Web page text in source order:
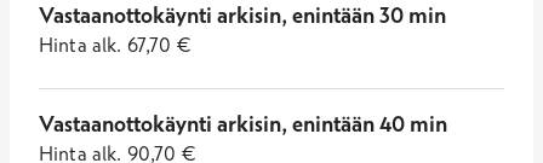
Vastaanottokäynti arkisin, enintään 30 min
Hinta alk. 67,70 €
Vastaanottokäynti arkisin, enintään 40 min
Hinta alk. 90,70 €